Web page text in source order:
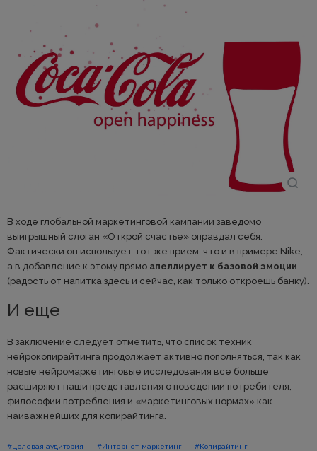
В ходе глобальной маркетинговой кампании заведомо
выигрышный слоган «Открой счастье» оправдал себя.
Фактически он использует тот же прием, что и в примере Nike,
а в добавление к этому прямо апеллирует к базовой эмоции
(радость от напитка здесь и сейчас, как только откроешь банку).
И еще
В заключение следует отметить, что список техник
нейрокопирайтинга продолжает активно пополняться, так как
новые нейромаркетинговые исследования все больше
расширяют наши представления о поведении потребителя,
философии потребления и «маркетинговых нормах» как
наиважнейших для копирайтинга.
#Целевая аудитория #Интернет-маркетинг #Копирайтинг